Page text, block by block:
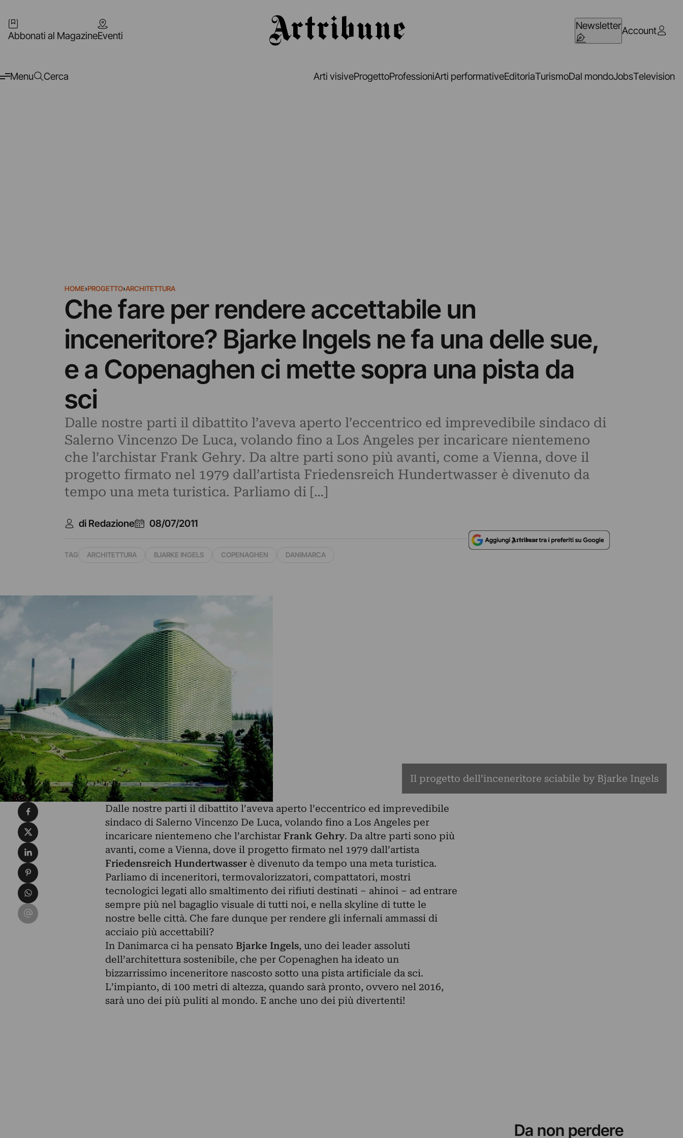
Abbonati al MagazineEventi
NewsletterAccount
Menu Cerca Arti visiveProgettoProfessioniArti performativeEditoriaTurismoDal mondoJobsTelevision
HOME›PROGETTO›ARCHITETTURA
Che fare per rendere accettabile un
inceneritore? Bjarke Ingels ne fa una delle sue,
e a Copenaghen ci mette sopra una pista da
sci
Dalle nostre parti il dibattito l’aveva aperto l’eccentrico ed imprevedibile sindaco di
Salerno‎ Vincenzo De Luca, volando fino a Los Angeles per incaricare nientemeno
che l’archistar Frank Gehry. Da altre parti sono più avanti, come a Vienna, dove il
progetto firmato nel 1979 dall’artista Friedensreich Hundertwasser è divenuto da
tempo una meta turistica. Parliamo di […]
di Redazione 08/07/2011
TAG ARCHITETTURA BJARKE INGELS COPENAGHEN DANIMARCA
Il progetto dell’inceneritore sciabile by Bjarke Ingels
Dalle nostre parti il dibattito l’aveva aperto l’eccentrico ed imprevedibile
sindaco di Salerno‎ Vincenzo De Luca, volando fino a Los Angeles per
incaricare nientemeno che l’archistar Frank Gehry. Da altre parti sono più
avanti, come a Vienna, dove il progetto firmato nel 1979 dall’artista
Friedensreich Hundertwasserè divenuto da tempo una meta turistica.
Parliamo di inceneritori, termovalorizzatori, compattatori, mostri
tecnologici legati allo smaltimento dei rifiuti destinati – ahinoi – ad entrare
sempre più nel bagaglio visuale di tutti noi, e nella skyline di tutte le
nostre belle città. Che fare dunque per rendere gli infernali ammassi di
acciaio più accettabili?
In Danimarca ci ha pensato Bjarke Ingels, uno dei leader assoluti
dell’architettura sostenibile, che per Copenaghen ha ideato un
bizzarrissimo inceneritore nascosto sotto una pista artificiale da sci.
L’impianto, di 100 metri di altezza, quando sarà pronto, ovvero nel 2016,
sarà uno dei più puliti al mondo. E anche uno dei più divertenti!
Da non perdere
Condividi su Facebook
Condividi su X
Condividi su LinkedIn
Condividi su Pinterest
Condividi su WhatsApp
Condividi su Email